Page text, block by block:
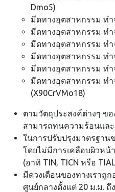
Dmo5)
มีดทางอุตสาหกรรม ทำ
มีดทางอุตสาหกรรม ทำ
มีดทางอุตสาหกรรม ทำ
มีดทางอุตสาหกรรม ทำ
มีดทางอุตสาหกรรม ทำ
มีดทางอุตสาหกรรม ทำ
(X90CrVMo18)
ตามวัตถุประสงค์ต่างๆ ข
สามารถทนความร้อนและ
ในการปรับปรุงมาตรฐาน
โดยไม่มีการเคลือบผิวหน้
(อาทิ TIN, TICN หรือ
มีดวงเดือนของทางเราถู
ศูนย์กลางตั้งแต่ 20 ม.ม. ถึ